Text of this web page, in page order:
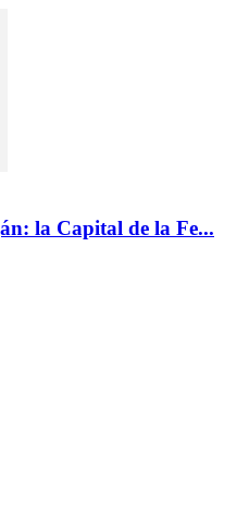
la Capital de la Fe...